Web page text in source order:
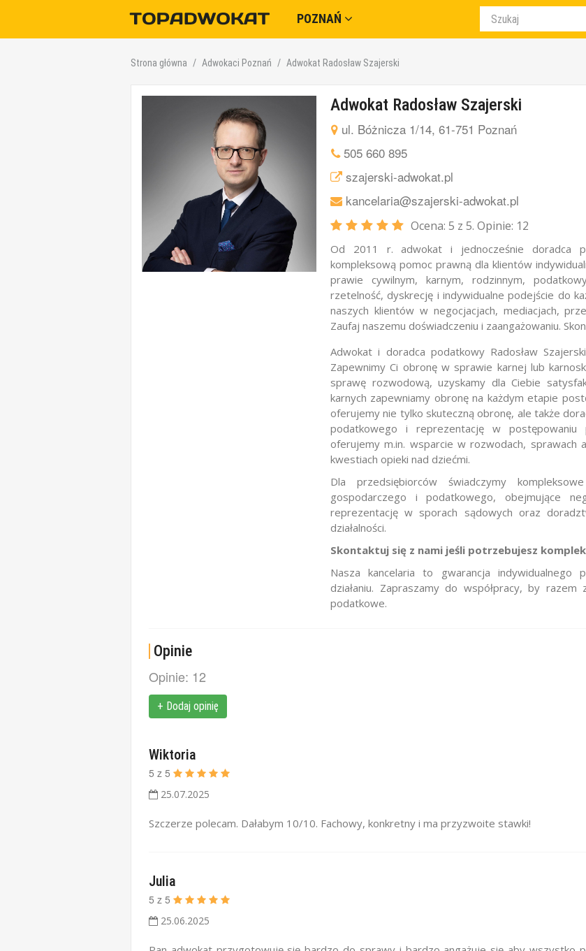
POZNAŃ
Strona główna Adwokaci Poznań Adwokat Radosław Szajerski
Adwokat Radosław Szajerski
ul. Bóżnicza 1/14, 61-751 Poznań
505 660 895
szajerski-adwokat.pl
kancelaria@szajerski-adwokat.pl
Ocena: 5 z 5. Opinie: 12
Od 2011 r. adwokat i jednocześnie doradca
kompleksową pomoc prawną dla klientów
prawie cywilnym, karnym, rodzinnym,
rzetelność, dyskrecję i indywidualne podejście do
naszych klientów w negocjacjach, mediacjach,
Zaufaj naszemu doświadczeniu i zaangażowaniu.
Adwokat i doradca podatkowy Radosław
Zapewnimy Ci obronę w sprawie karnej lub
sprawę rozwodową, uzyskamy dla Ciebie
karnych zapewniamy obronę na każdym etapie
oferujemy nie tylko skuteczną obronę, ale także
podatkowego i reprezentację w postępowaniu
oferujemy m.in. wsparcie w rozwodach, sprawach
kwestiach opieki nad dziećmi.
Dla przedsiębiorców świadczymy
gospodarczego i podatkowego, obejmujące
reprezentację w sporach sądowych oraz
działalności.
Skontaktuj się z nami jeśli potrzebujesz
Nasza kancelaria to gwarancja indywidualnego
działaniu. Zapraszamy do współpracy, by
podatkowe.
Opinie
Opinie: 12
+ Dodaj opinię
Wiktoria
5 z 5
25.07.2025
Szczerze polecam. Dałabym 10/10. Fachowy, konkretny i ma przyzwoite stawki!
Julia
5 z 5
25.06.2025